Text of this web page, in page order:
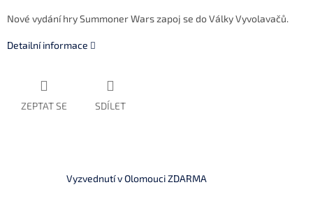
Nové vydání hrySummoner Wars zapoj se do Války Vyvolavačů.
Detailní informace
ZEPTAT SE SDÍLET
Vyzvednutí v Olomouci ZDARMA